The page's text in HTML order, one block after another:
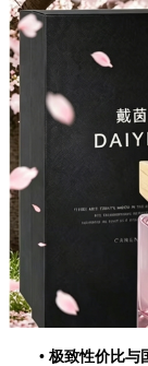
• 极致性价比与